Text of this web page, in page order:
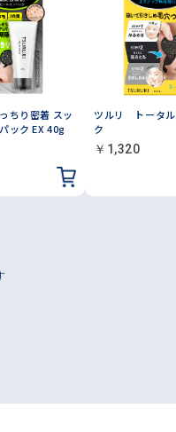
ちり密着 スッ
ック EX 40g
ツルリ トータ
ク
￥1,320